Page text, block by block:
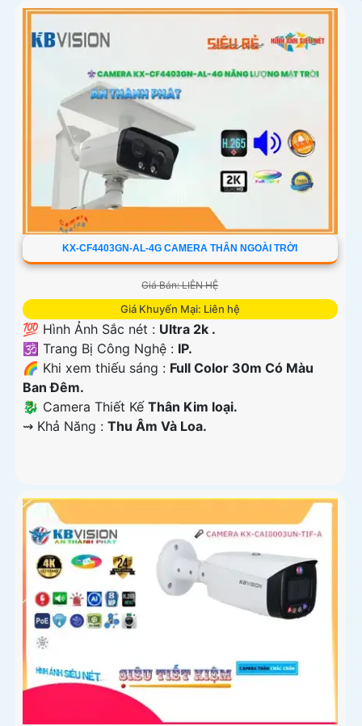
KX-CF4403GN-AL-4G CAMERA THÂN NGOÀI TRỜI
Giá Bán: LIÊN HỆ
Giá Khuyến Mại: Liên hệ
💯 Hình Ảnh Sắc nét : Ultra 2k .
🕉️ Trang Bị Công Nghệ : IP.
🌈 Khi xem thiếu sáng : Full Color 30m Có Màu
Ban Ðêm.
🐉️ Camera Thiết Kế Thân Kim loại.
️⇝ Khả Năng : Thu Âm Và Loa.